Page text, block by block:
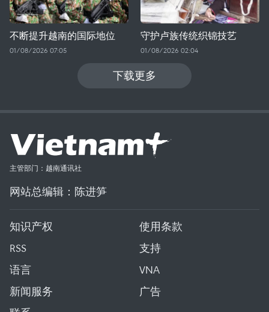
不断提升越南的国际地位
01/08/2026 07:05
守护卢族传统织锦技艺
01/08/2026 02:04
下载更多
主管部门：越南通讯社
网站总编辑：陈进笋
知识产权
使用条款
RSS
支持
语言
VNA
新闻服务
广告